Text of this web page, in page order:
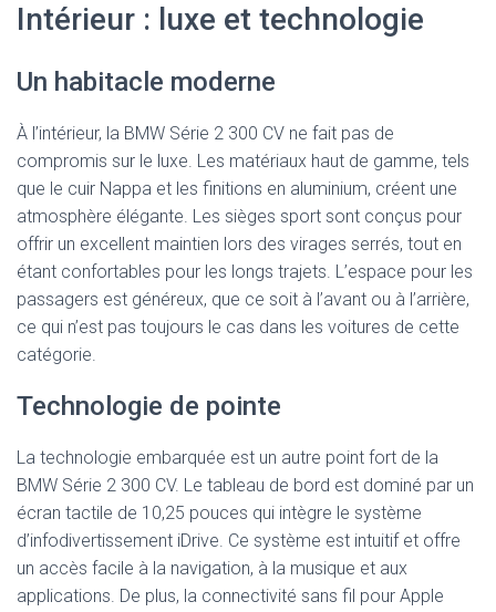
Intérieur : luxe et technologie
Un habitacle moderne
À l’intérieur, la BMW Série 2 300 CV ne fait pas de
compromis sur le luxe. Les matériaux haut de gamme, tels
que le cuir Nappa et les finitions en aluminium, créent une
atmosphère élégante. Les sièges sport sont conçus pour
offrir un excellent maintien lors des virages serrés, tout en
étant confortables pour les longs trajets. L’espace pour les
passagers est généreux, que ce soit à l’avant ou à l’arrière,
ce qui n’est pas toujours le cas dans les voitures de cette
catégorie.
Technologie de pointe
La technologie embarquée est un autre point fort de la
BMW Série 2 300 CV. Le tableau de bord est dominé par un
écran tactile de 10,25 pouces qui intègre le système
d’infodivertissement iDrive. Ce système est intuitif et offre
un accès facile à la navigation, à la musique et aux
applications. De plus, la connectivité sans fil pour Apple